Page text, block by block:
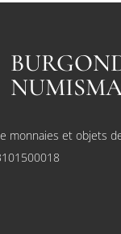
monnaies et objets